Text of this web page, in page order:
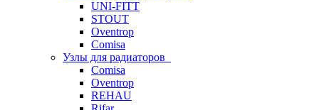
UNI-FITT
STOUT
Oventrop
Comisa
Узлы для радиаторов
Comisa
Oventrop
REHAU